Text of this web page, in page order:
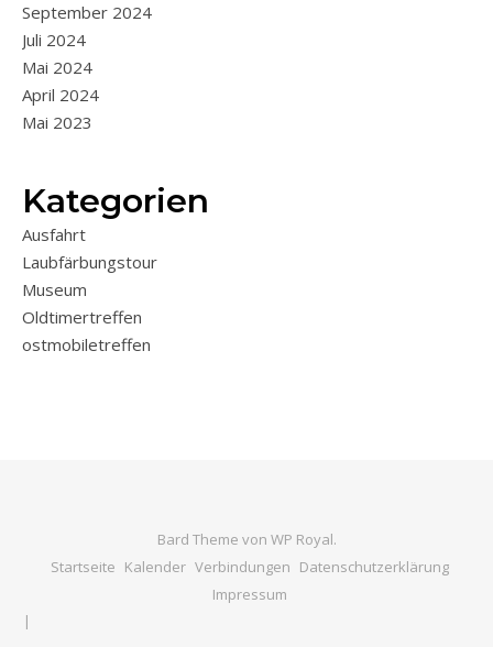
September 2024
Juli 2024
Mai 2024
April 2024
Mai 2023
Kategorien
Ausfahrt
Laubfärbungstour
Museum
Oldtimertreffen
ostmobiletreffen
Bard Theme von WP Royal.
Startseite Kalender Verbindungen Datenschutzerklärung
Impressum